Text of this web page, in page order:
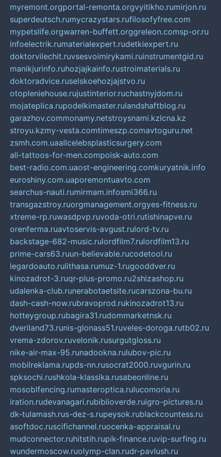
myremont.orgportal-remonta.orgvyitikho.rumirjon.ru
superdeutsch.rumycrazystars.rufilosofyfree.com
mypetslife.orgwarren-buffett.orggreleon.comsp-or.ru
infoelectrik.rumaterialexpert.rudetkiexpert.ru
doktorvilechit.ruvsesvoimirykami.ruinstrumentgid.ru
manikjurinfo.ruhozjajkainfo.rustroimaterials.ru
doktoradvice.ruselskoehozjajstvo.ru
otopleniehouse.rujustinterior.ruchastnyjdom.ru
mojateplica.rupodelkimaster.rulandshaftblog.ru
garazhov.commonamy.netstroysnami.kzlcna.kz
stroyu.kzmy-vesta.comtimeszp.comavtoguru.net
zsmh.com.uaallcelebsplasticsurgery.com
all-tattoos-for-men.compoisk-auto.com
best-radio.com.uaost-engineering.comkuryatnik.info
euroshiny.com.uaporemontuavto.com
searchus-nauti.rumirmam.infosmi366.ru
transgazstroy.ruorgmanagement.orgyes-fitness.ru
xtreme-rp.ruwasdpvp.ruvoda-otri.rutishinapve.ru
orenferma.ruavtoservis-avgust.rulord-tv.ru
backstage-682-music.rulordfilm7.rulordfilm13.ru
prime-cars63.ruun-believable.rucodetool.ru
legardoauto.rulithasa.rumuz-1.rugooddver.ru
kinozadrot-3.ruqr-plus-promo.ru2shizashop.ru
udalenka-club.runerabotaetsite.rucarszona-bu.ru
dash-cash-now.rubravoprod.rukinozadrot13.ru
hotteygroup.rubagira31.rudommarketnsk.ru
dveriland73.runis-glonass51.ruveles-doroga.rutb02.ru
vrema-zdorov.ruvelonik.rusurgutgloss.ru
nike-air-max-95.runadookna.rulubov-pic.ru
mobilreklama.rupds-nn.rusocrat2000.ruvgurin.ru
spksochi.rushkola-klassika.rusabeonline.ru
mosoblfencing.rumasteroptica.rulucomoria.ru
iration.rudevanagari.rubiblioverde.ruigro-pictures.ru
dk-tulamash.rus-dez-s.rupeysok.rublackcountess.ru
asoftdoc.ruscifichannel.ruocenka-appraisal.ru
mudconnector.ruhitstih.rupik-finance.ruvip-surfing.ru
wundermoscow.ruolymp-clan.rudr-pavlush.ru